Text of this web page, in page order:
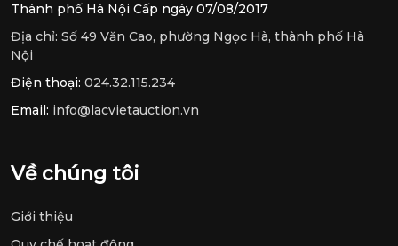
Thành phố Hà Nội Cấp ngày 07/08/2017
Địa chỉ: Số 49 Văn Cao, phường Ngọc Hà, thành phố Hà
Nội
Điện thoại: 024.32.115.234
Email: info@lacvietauction.vn
Về chúng tôi
Giới thiệu